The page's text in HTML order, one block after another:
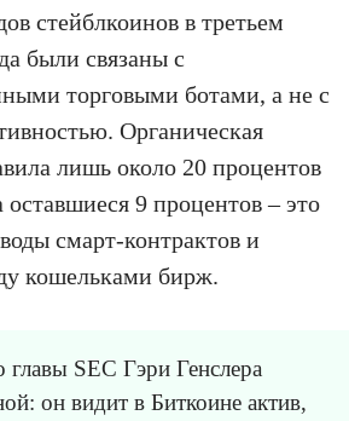
стейблкоинов в третьем
были связаны с
торговыми ботами, а не с
Органическая
лишь около 20 процентов
9 процентов – это
смарт-контрактов и
кошельками бирж.
SEC Гэри Генслера
он видит в Биткоине актив,